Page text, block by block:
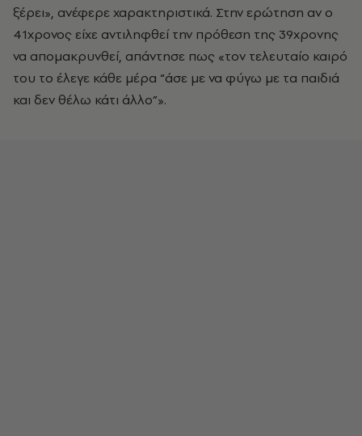
ξέρει», ανέφερε χαρακτηριστικά. Στην ερώτηση αν ο
41χρονος είχε αντιληφθεί την πρόθεση της 39χρονης
να απομακρυνθεί, απάντησε πως «τον τελευταίο καιρό
του το έλεγε κάθε μέρα “άσε με να φύγω με τα παιδιά
και δεν θέλω κάτι άλλο”».